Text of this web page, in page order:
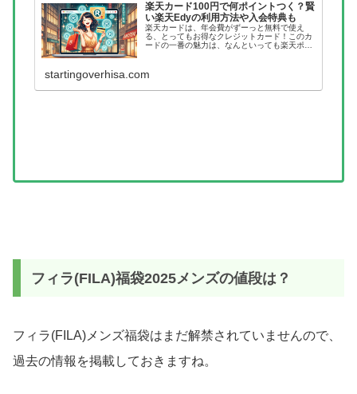
楽天カード100円で何ポイントつく？賢
い楽天Edyの利用方法や入会特典も
楽天カードは、年会費がずーっと無料で使え
る、とってもお得なクレジットカード！このカ
ードの一番の魅力は、なんといっても楽天ポイ
加算されるんですよね。しかも、...
startingoverhisa.com
フィラ(FILA)福袋2025メンズの値段は？
フィラ(FILA)メンズ福袋はまだ解禁されていませんので、
過去の情報を掲載しておきますね。